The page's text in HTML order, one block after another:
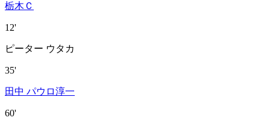
栃木Ｃ
12'
ピーター ウタカ
35'
田中 パウロ淳一
60'